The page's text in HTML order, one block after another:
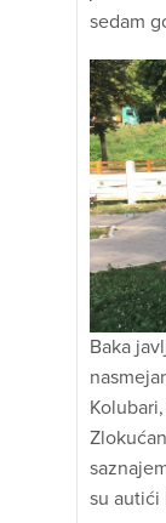
sedam
Baka
su autići